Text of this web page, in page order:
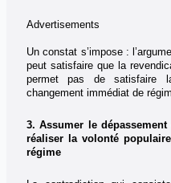
Advertisements
Un constat s’impose :
peut satisfaire que la
permet pas de satisfaire
changement immédiat de
3. Assumer le
réaliser la volonté
régime